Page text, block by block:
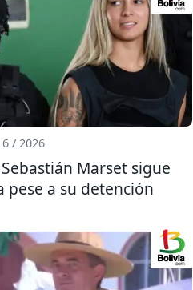
/ 2026
Marset sigue
pese a su detención